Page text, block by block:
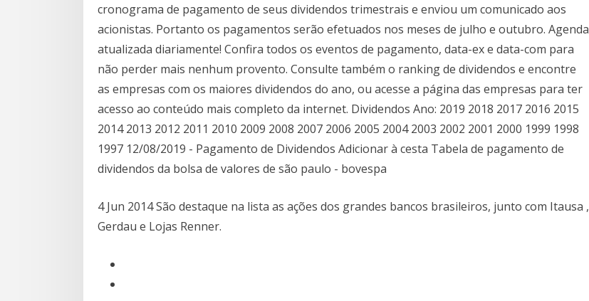
cronograma de pagamento de seus dividendos trimestrais e enviou um comunicado aos
acionistas. Portanto os pagamentos serão efetuados nos meses de julho e outubro. Agenda
atualizada diariamente! Confira todos os eventos de pagamento, data-ex e data-com para
não perder mais nenhum provento. Consulte também o ranking de dividendos e encontre
as empresas com os maiores dividendos do ano, ou acesse a página das empresas para ter
acesso ao conteúdo mais completo da internet. Dividendos Ano: 2019 2018 2017 2016 2015
2014 2013 2012 2011 2010 2009 2008 2007 2006 2005 2004 2003 2002 2001 2000 1999 1998
1997 12/08/2019 - Pagamento de Dividendos Adicionar à cesta Tabela de pagamento de
dividendos da bolsa de valores de são paulo - bovespa
4 Jun 2014 São destaque na lista as ações dos grandes bancos brasileiros, junto com Itausa ,
Gerdau e Lojas Renner.